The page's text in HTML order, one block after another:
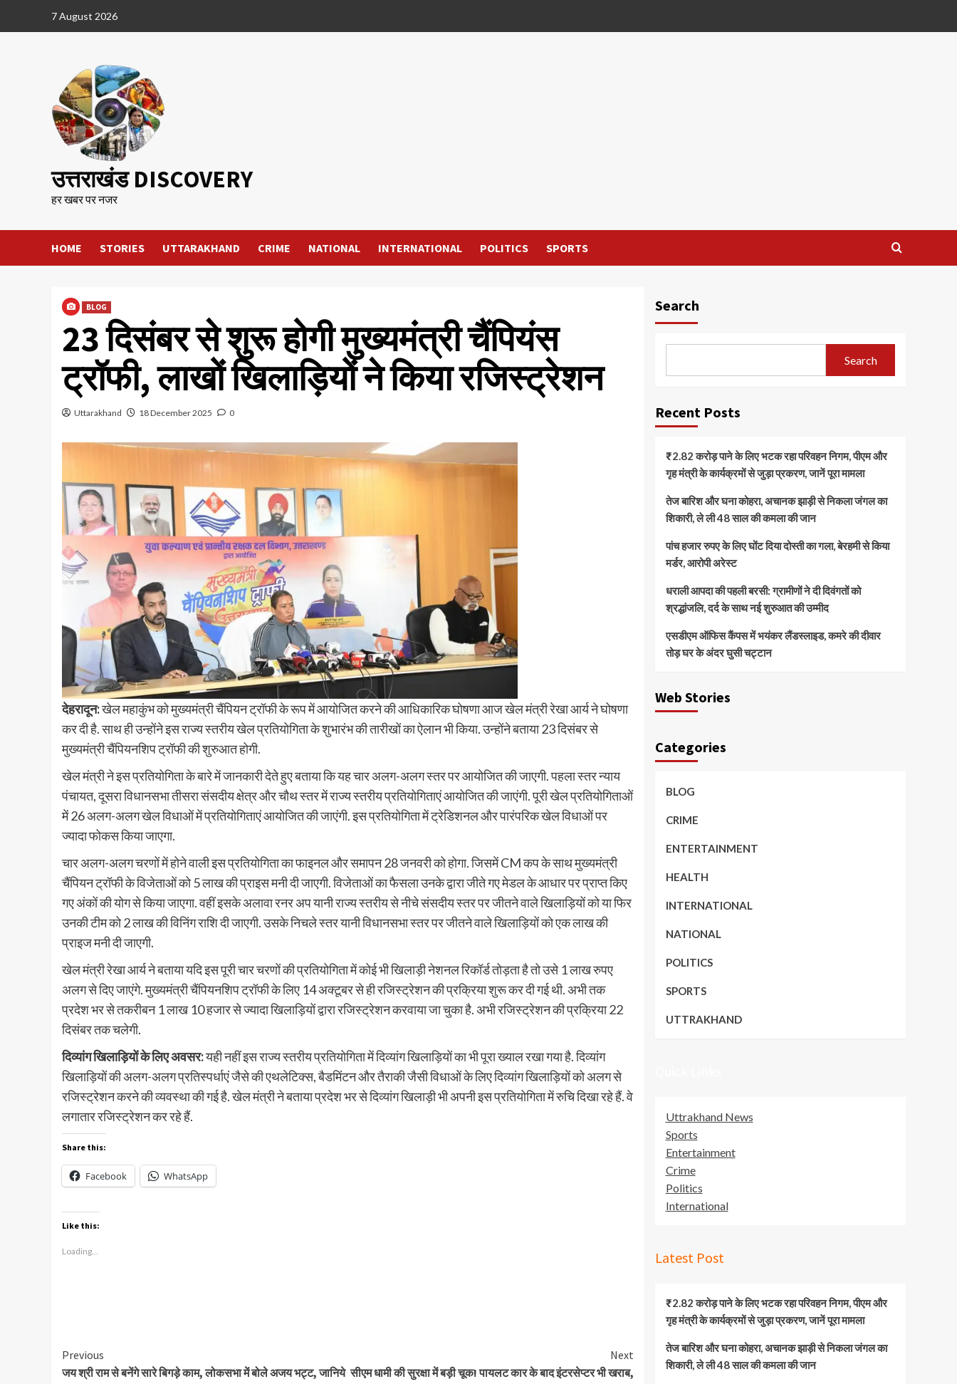
7 August 2026
उत्तराखंड DISCOVERY
हर खबर पर नजर
HOME STORIES UTTARAKHAND CRIME NATIONAL INTERNATIONAL POLITICS SPORTS
BLOG
23 दिसंबर से शुरू होगी मुख्यमंत्री चैंपियंस
ट्रॉफी, लाखों खिलाड़ियों ने किया रजिस्ट्रेशन
Uttarakhand 18 December 2025 0
देहरादून:खेल महाकुंभ को मुख्यमंत्री चैंपियन ट्रॉफी के रूप में आयोजित करने की आधिकारिक घोषणा आज खेल मंत्री रेखा आर्य ने घोषणा
कर दी है. साथ ही उन्होंने इस राज्य स्तरीय खेल प्रतियोगिता के शुभारंभ की तारीखों का ऐलान भी किया. उन्होंने बताया 23 दिसंबर से
मुख्यमंत्री चैंपियनशिप ट्रॉफी की शुरुआत होगी.
खेल मंत्री ने इस प्रतियोगिता के बारे में जानकारी देते हुए बताया कि यह चार अलग-अलग स्तर पर आयोजित की जाएगी. पहला स्तर न्याय
पंचायत, दूसरा विधानसभा तीसरा संसदीय क्षेत्र और चौथ स्तर में राज्य स्तरीय प्रतियोगिताएं आयोजित की जाएंगी. पूरी खेल प्रतियोगिताओं
में 26 अलग-अलग खेल विधाओं में प्रतियोगिताएं आयोजित की जाएंगी. इस प्रतियोगिता में ट्रेडिशनल और पारंपरिक खेल विधाओं पर
ज्यादा फोकस किया जाएगा.
चार अलग-अलग चरणों में होने वाली इस प्रतियोगिता का फाइनल और समापन 28 जनवरी को होगा. जिसमें CM कप के साथ मुख्यमंत्री
चैंपियन ट्रॉफी के विजेताओं को 5 लाख की प्राइस मनी दी जाएगी. विजेताओं का फैसला उनके द्वारा जीते गए मेडल के आधार पर प्राप्त किए
गए अंकों की योग से किया जाएगा. वहीं इसके अलावा रनर अप यानी राज्य स्तरीय से नीचे संसदीय स्तर पर जीतने वाले खिलाड़ियों को या फिर
उनकी टीम को 2 लाख की विनिंग राशि दी जाएगी. उसके निचले स्तर यानी विधानसभा स्तर पर जीतने वाले खिलाड़ियों को एक लाख की
प्राइज मनी दी जाएगी.
खेल मंत्री रेखा आर्य ने बताया यदि इस पूरी चार चरणों की प्रतियोगिता में कोई भी खिलाड़ी नेशनल रिकॉर्ड तोड़ता है तो उसे 1 लाख रुपए
अलग से दिए जाएंगे. मुख्यमंत्री चैंपियनशिप ट्रॉफी के लिए 14 अक्टूबर से ही रजिस्ट्रेशन की प्रक्रिया शुरू कर दी गई थी. अभी तक
प्रदेश भर से तकरीबन 1 लाख 10 हजार से ज्यादा खिलाड़ियों द्वारा रजिस्ट्रेशन करवाया जा चुका है. अभी रजिस्ट्रेशन की प्रक्रिया 22
दिसंबर तक चलेगी.
दिव्यांग खिलाड़ियों के लिए अवसर:यही नहीं इस राज्य स्तरीय प्रतियोगिता में दिव्यांग खिलाड़ियों का भी पूरा ख्याल रखा गया है. दिव्यांग
खिलाड़ियों की अलग-अलग प्रतिस्पर्धाएं जैसे की एथलेटिक्स, बैडमिंटन और तैराकी जैसी विधाओं के लिए दिव्यांग खिलाड़ियों को अलग से
रजिस्ट्रेशन करने की व्यवस्था की गई है. खेल मंत्री ने बताया प्रदेश भर से दिव्यांग खिलाड़ी भी अपनी इस प्रतियोगिता में रुचि दिखा रहे हैं. वे
लगातार रजिस्ट्रेशन कर रहे हैं.
Share this:
Facebook WhatsApp
Like this:
Loading...
Continue
Previous
जय श्री राम से बनेंगे सारे बिगड़े काम, लोकसभा में बोले अजय भट्ट, जानिये
Next
सीएम धामी की सुरक्षा में बड़ी चूक! पायलट कार के बाद इंटरसेप्टर भी खराब,
Search
Search
Recent Posts
₹2.82 करोड़ पाने के लिए भटक रहा परिवहन निगम, पीएम और
गृह मंत्री के कार्यक्रमों से जुड़ा प्रकरण, जानें पूरा मामला
तेज बारिश और घना कोहरा, अचानक झाड़ी से निकला जंगल का
शिकारी, ले ली 48 साल की कमला की जान
पांच हजार रुपए के लिए घोंट दिया दोस्ती का गला, बेरहमी से किया
मर्डर, आरोपी अरेस्ट
धराली आपदा की पहली बरसी: ग्रामीणों ने दी दिवंगतों को
श्रद्धांजलि, दर्द के साथ नई शुरुआत की उम्मीद
एसडीएम ऑफिस कैंपस में भयंकर लैंडस्लाइड, कमरे की दीवार
तोड़ घर के अंदर घुसी चट्टान
Web Stories
Categories
BLOG
CRIME
ENTERTAINMENT
HEALTH
INTERNATIONAL
NATIONAL
POLITICS
SPORTS
UTTRAKHAND
Uttrakhand News
Sports
Entertainment
Crime
Politics
International
Latest Post
₹2.82 करोड़ पाने के लिए भटक रहा परिवहन निगम, पीएम और
गृह मंत्री के कार्यक्रमों से जुड़ा प्रकरण, जानें पूरा मामला
तेज बारिश और घना कोहरा, अचानक झाड़ी से निकला जंगल का
शिकारी, ले ली 48 साल की कमला की जान